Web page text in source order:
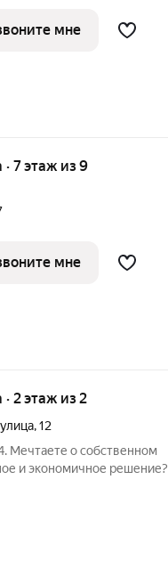
мне
· 7 этаж из 9
мне
2 этаж из 2
,12
Мечтаете о собственном
и экономичное решение?
земельным